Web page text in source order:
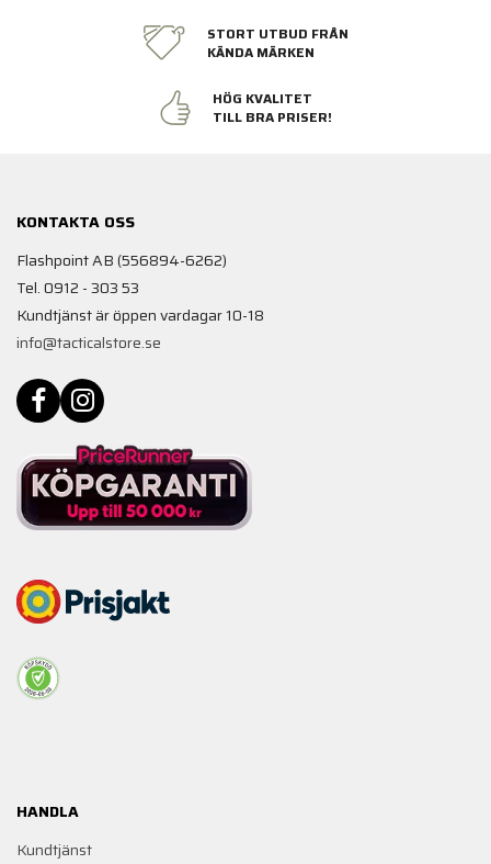
STORT UTBUD FRÅN
KÄNDA MÄRKEN
HÖG KVALITET
TILL BRA PRISER!
KONTAKTA OSS
Flashpoint AB (556894-6262)
Tel. 0912 - 303 53
Kundtjänst är öppen vardagar 10-18
info@tacticalstore.se
HANDLA
Kundtjänst